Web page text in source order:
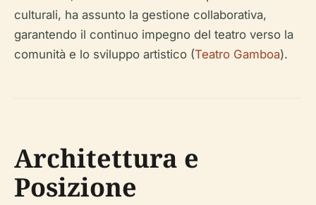
culturali, ha assunto la gestione collaborativa,
garantendo il continuo impegno del teatro verso la
comunità e lo sviluppo artistico (Teatro Gamboa).
Architettura e
Posizione